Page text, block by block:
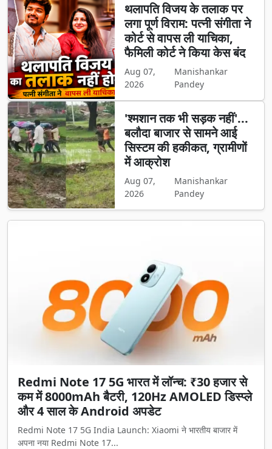
थलापति विजय के तलाक पर
लगा पूर्ण विराम: पत्नी संगीता ने
कोर्ट से वापस ली याचिका,
फैमिली कोर्ट ने किया केस बंद
Aug 07,
2026
Manishankar
Pandey
'श्मशान तक भी सड़क नहीं'...
बलौदा बाजार से सामने आई
सिस्टम की हकीकत, ग्रामीणों
में आक्रोश
Aug 07,
2026
Manishankar
Pandey
Redmi Note 17 5G भारत में लॉन्च: ₹30 हजार से
कम में 8000mAh बैटरी, 120Hz AMOLED डिस्प्ले
और 4 साल के Android अपडेट
Redmi Note 17 5G India Launch: Xiaomi ने भारतीय बाजार में
अपना नया Redmi Note 17...